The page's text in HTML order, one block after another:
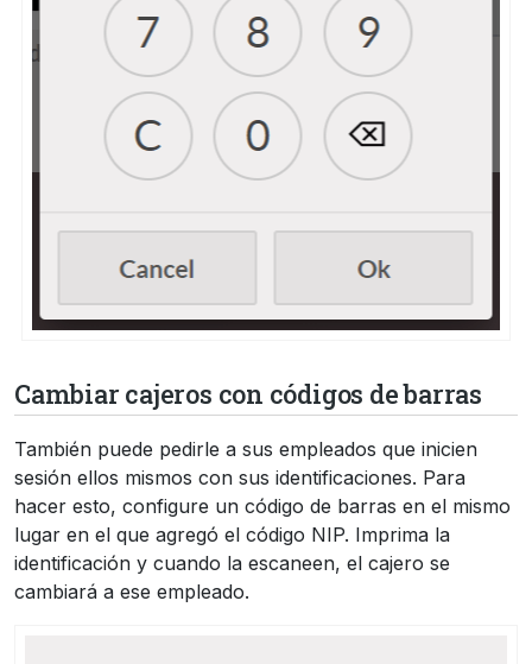
Cambiar cajeros con códigos de barras
También puede pedirle a sus empleados que inicien
sesión ellos mismos con sus identificaciones. Para
hacer esto, configure un código de barras en el mismo
lugar en el que agregó el código NIP. Imprima la
identificación y cuando la escaneen, el cajero se
cambiará a ese empleado.